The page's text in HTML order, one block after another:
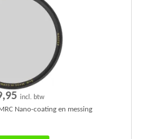
incl. btw
Nano-coating en messing